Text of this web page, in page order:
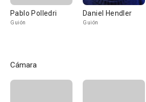
Pablo Polledri
Guión
Daniel Hendler
Guión
Cámara